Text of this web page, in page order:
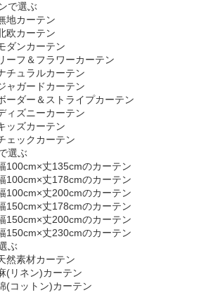
で選ぶ
地カーテン
欧カーテン
ダンカーテン
ーフ＆フラワーカーテン
チュラルカーテン
ャガードカーテン
ーダー＆ストライプカーテン
ィズニーカーテン
ッズカーテン
ェックカーテン
選ぶ
100cm×丈135cmのカーテン
100cm×丈178cmのカーテン
100cm×丈200cmのカーテン
150cm×丈178cmのカーテン
150cm×丈200cmのカーテン
150cm×丈230cmのカーテン
ぶ
然素材カーテン
(リネン)カーテン
(コットン)カーテン